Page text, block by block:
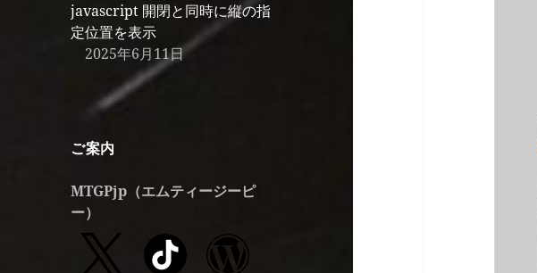
javascript 開閉と同時に縦の指
定位置を表示
2025年6月11日
ご案内
MTGPjp （エムティージーピ
ー）